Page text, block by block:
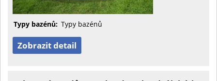
Typy bazénů: Typy bazénů
Zobrazit detail